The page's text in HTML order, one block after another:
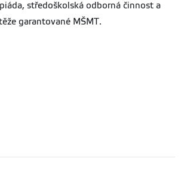
středoškolská odborná činnost a
garantované MŠMT.